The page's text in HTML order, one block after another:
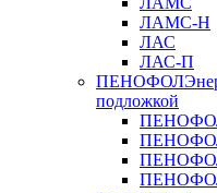
ЛАМС-Н
ЛАС
ЛАС-П
ПЕНОФОЛ
подложкой